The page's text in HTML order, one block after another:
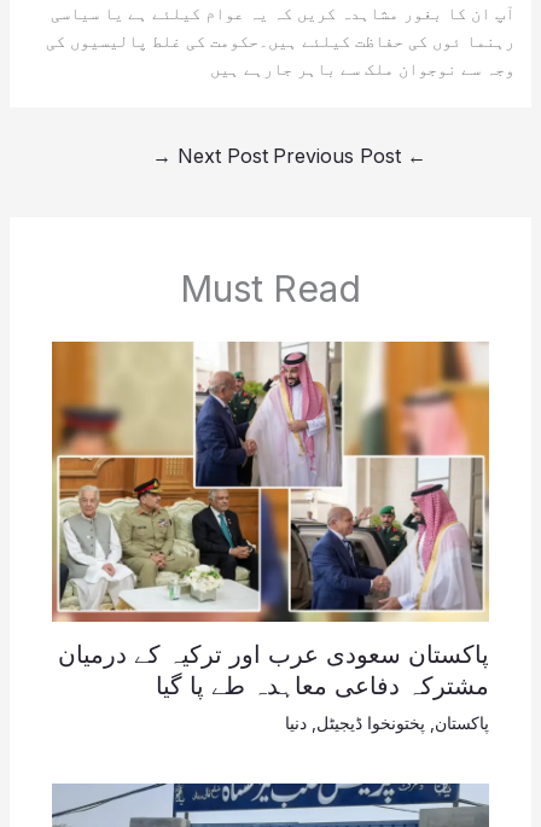
آپ ان کا بغور مشاہدہ کریں کہ یہ عوام کیلئے ہے یا سیاسی
رہنما ئوں کی حفاظت کیلئے ہیں۔حکومت کی غلط پالیسیوں کی
وجہ سے نوجوان ملک سے باہر جارہے ہیں
←
Next Post
→
Must Read
پاکستان سعودی عرب اور ترکیہ کے درمیان
مشترکہ دفاعی معاہدہ طے پا گیا
پاکستان پختونخوا ڈیجیٹل دنیا